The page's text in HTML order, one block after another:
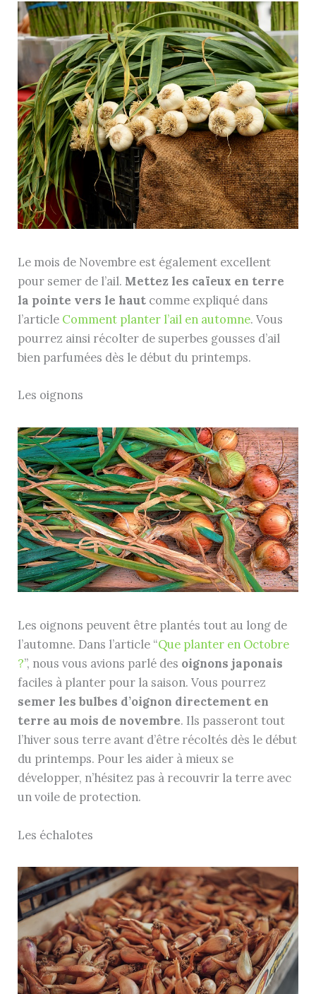
Le mois de Novembre est également excellent
pour semer de l’ail. Mettez les caïeux en terre
la pointe vers le haut comme expliqué dans
l’article Comment planter l’ail en automne. Vous
pourrez ainsi récolter de superbes gousses d’ail
bien parfumées dès le début du printemps.
Les oignons
Les oignons peuvent être plantés tout au long de
l’automne. Dans l’article “Que planter en Octobre
?”, nous vous avions parlé des oignons japonais
faciles à planter pour la saison. Vous pourrez
semer les bulbes d’oignon directement en
terre au mois de novembre. Ils passeront tout
l’hiver sous terre avant d’être récoltés dès le début
du printemps. Pour les aider à mieux se
développer, n’hésitez pas à recouvrir la terre avec
un voile de protection.
Les échalotes